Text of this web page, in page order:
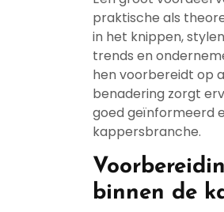
praktische als
in het knippen,
trends en
hen voorbereidt op
benadering zorgt
goed geïnformeerd
kappersbranche.
binnen de